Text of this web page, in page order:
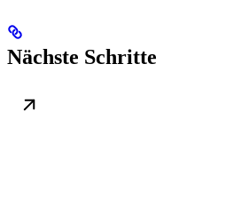
Nächste Schritte